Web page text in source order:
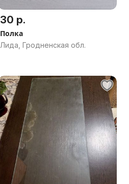
30 р.
Полка
Лида, Гродненская обл.